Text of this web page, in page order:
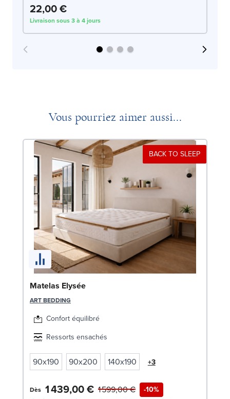
22,00 €
Livraison sous 3 à 4 jours
Vous pourriez aimer aussi...
BACK TO SLEEP
Matelas Elysée
ART BEDDING
Confort équilibré
Ressorts ensachés
90x190 90x200 140x190 +3
Dès 1 439,00 € -10%
1 599,00 €